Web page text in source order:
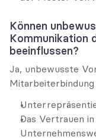
Können
Kommunikation
beeinflussen?
Ja, unbewusste
Mitarbeiterbindung
Das Vertrauen